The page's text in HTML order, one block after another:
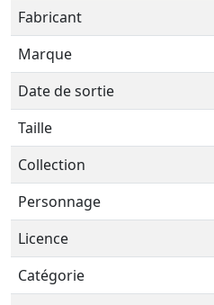
Fabricant
Marque
Date de sortie
Taille
Collection
Personnage
Licence
Catégorie